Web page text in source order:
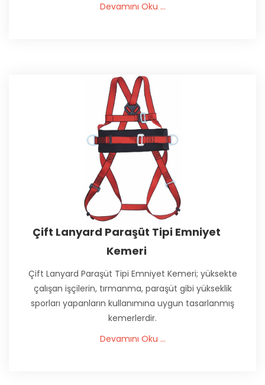
Devamını Oku ...
Çift Lanyard Paraşüt Tipi Emniyet
Kemeri
Çift Lanyard Paraşüt Tipi Emniyet Kemeri; yüksekte
çalışan işçilerin, tırmanma, paraşüt gibi yükseklik
sporları yapanların kullanımına uygun tasarlanmış
kemerlerdir.
Devamını Oku ...